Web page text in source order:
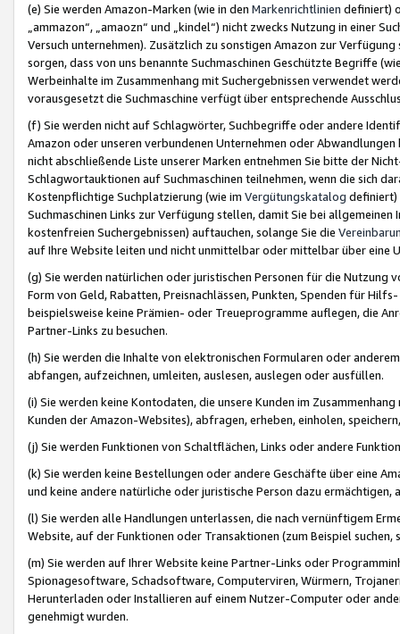
(e) Sie werden Amazon-Marken (wie in den Markenrichtlinien definiert)
„ammazon“, „amaozn“ und „kindel“) nicht zwecks Nutzung in einer
Versuch unternehmen). Zusätzlich zu sonstigen Amazon zur
sorgen, dass von uns benannte Suchmaschinen Geschützte Begriffe
Werbeinhalte im Zusammenhang mit Suchergebnissen verwendet
vorausgesetzt die Suchmaschine verfügt über entsprechende
(f) Sie werden nicht auf Schlagwörter, Suchbegriffe oder andere
Amazon oder unseren verbundenen Unternehmen oder
nicht abschließende Liste unserer Marken entnehmen Sie bitte der
Schlagwortauktionen auf Suchmaschinen teilnehmen, wenn die sich
Kostenpflichtige Suchplatzierung (wie im Vergütungskatalog definiert)
Suchmaschinen Links zur Verfügung stellen, damit Sie bei
kostenfreien Suchergebnissen) auftauchen, solange Sie die
auf Ihre Website leiten und nicht unmittelbar oder mittelbar über eine
(g) Sie werden natürlichen oder juristischen Personen für die Nutzung
Form von Geld, Rabatten, Preisnachlässen, Punkten, Spenden für
beispielsweise keine Prämien- oder Treueprogramme auflegen, die
Partner-Links zu besuchen.
(h) Sie werden die Inhalte von elektronischen Formularen oder
abfangen, aufzeichnen, umleiten, auslesen, auslegen oder ausfüllen.
(i) Sie werden keine Kontodaten, die unsere Kunden im
Kunden der Amazon-Websites), abfragen, erheben, einholen,
(j) Sie werden Funktionen von Schaltflächen, Links oder andere
(k) Sie werden keine Bestellungen oder andere Geschäfte über eine
und keine andere natürliche oder juristische Person dazu
(l) Sie werden alle Handlungen unterlassen, die nach vernünftigem
Website, auf der Funktionen oder Transaktionen (zum Beispiel
(m) Sie werden auf Ihrer Website keine Partner-Links oder
Spionagesoftware, Schadsoftware, Computerviren, Würmern,
Herunterladen oder Installieren auf einem Nutzer-Computer oder
genehmigt wurden.